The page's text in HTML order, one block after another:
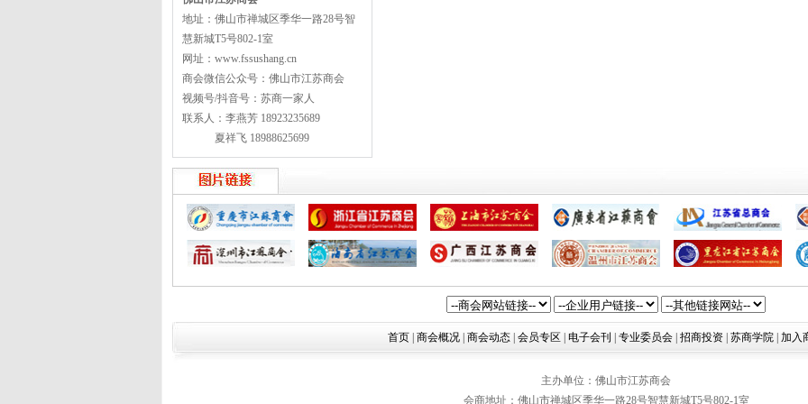
地址：佛山市禅城区季华一路28号智
慧新城T5号802-1室
网址：www.fssushang.cn
商会微信公众号：佛山市江苏商会
视频号/抖音号：苏商一家人
联系人：李燕芳 18923235689
夏祥飞 18988625699
首页 商会概况 商会动态 会员专区 电子会刊 专业委员会 招商投资 苏商学院 加入
主办单位：佛山市江苏商会
会商地址：佛山市禅城区季华一路28号智慧新城T5号802-1室